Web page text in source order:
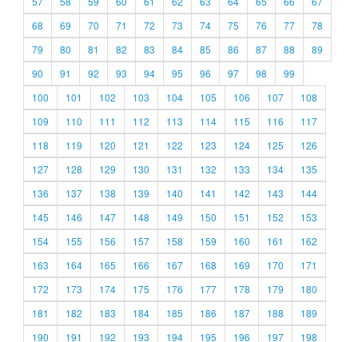
68
69 70 71 72 73 74 75 76 77
78
79
80 81 82 83 84 85 86 87 88
89
90
91 92 93 94 95 96 97 98
99
100
101 102 103 104 105 106 107
108
109
110 111 112 113 114 115 116
117
118
119 120 121 122 123 124 125
126
127
128 129 130 131 132 133 134
135
136
137 138 139 140 141 142 143
144
145
146 147 148 149 150 151 152
153
154
155 156 157 158 159 160 161
162
163
164 165 166 167 168 169 170
171
172
173 174 175 176 177 178 179
180
181
182 183 184 185 186 187 188
189
190
191 192 193 194 195 196 197
198